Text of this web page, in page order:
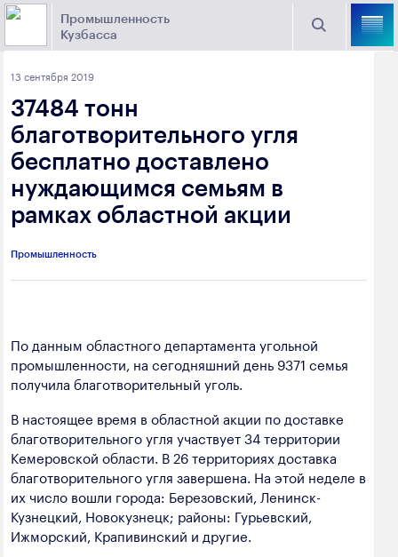
Промышленность
Кузбасса
Поиск
Торговая площадка Кузбасса
Выберите отрасль
Угольная промышленность
Горно-металлургическая промышленность
Химическая промышленность
Электроэнергетика
Промышленность строительных материалов
Добыча общераспространенных
полезных ископаемых
Лёгкая промышленность
Лесная промышленность
Пищевая промышленность
Предприятия
Новости
промышленности
dprom@ako.ru
Создание сайта — Мэйк
13 сентября 2019
37484 тонн
благотворительного угля
бесплатно доставлено
нуждающимся семьям в
рамках областной акции
Промышленность
По данным областного департамента угольной
промышленности, на сегодняшний день 9371 семья
получила благотворительный уголь.
В настоящее время в областной акции по доставке
благотворительного угля участвует 34 территории
Кемеровской области. В 26 территориях доставка
благотворительного угля завершена. На этой неделе в
их число вошли города: Березовский, Ленинск-
Кузнецкий, Новокузнецк; районы: Гурьевский,
Ижморский, Крапивинский и другие.